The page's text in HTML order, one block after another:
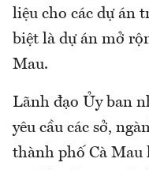
liệu cho các dự án
biệt là dự án mở
Mau.
Lãnh đạo Ủy ban
yêu cầu các sở,
thành phố Cà Mau